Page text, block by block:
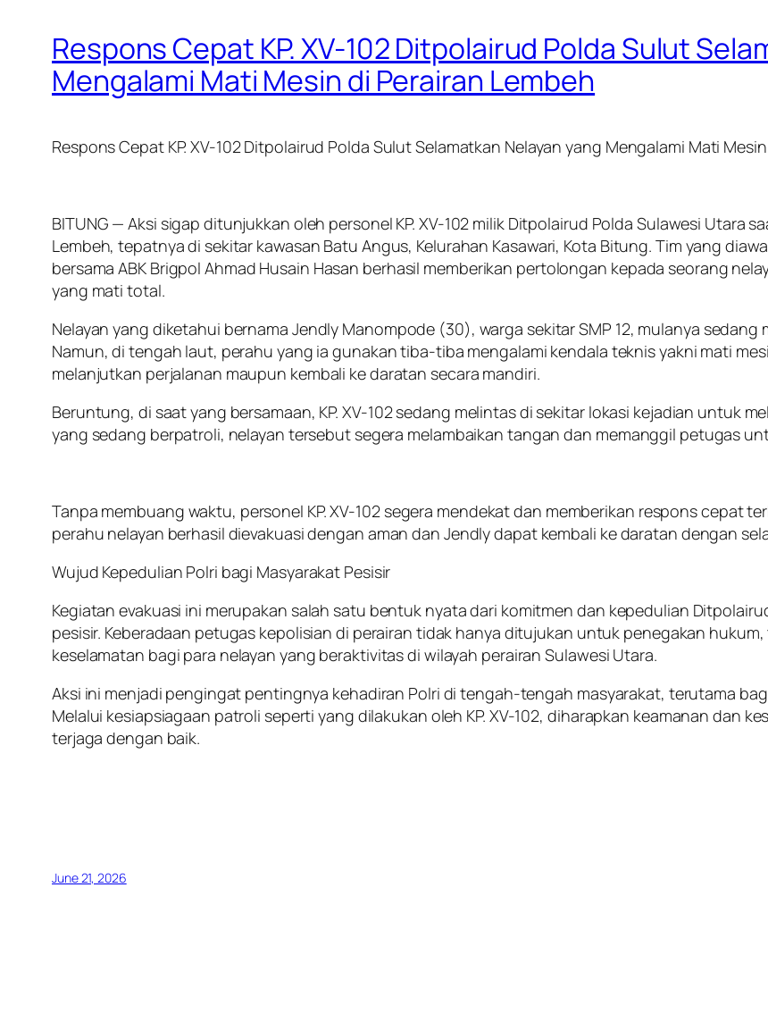
Respons Cepat KP. XV-102 Ditpolairud Polda Sulut
Mengalami Mati Mesin di Perairan Lembeh
Respons Cepat KP. XV-102 Ditpolairud Polda Sulut Selamatkan Nelayan yang Mengalami Mati
BITUNG — Aksi sigap ditunjukkan oleh personel KP. XV-102 milik Ditpolairud Polda Sulawesi Utara
Lembeh, tepatnya di sekitar kawasan Batu Angus, Kelurahan Kasawari, Kota Bitung. Tim yang
bersama ABK Brigpol Ahmad Husain Hasan berhasil memberikan pertolongan kepada seorang
yang mati total.
Nelayan yang diketahui bernama Jendly Manompode (30), warga sekitar SMP 12, mulanya
Namun, di tengah laut, perahu yang ia gunakan tiba-tiba mengalami kendala teknis yakni mati
melanjutkan perjalanan maupun kembali ke daratan secara mandiri.
Beruntung, di saat yang bersamaan, KP. XV-102 sedang melintas di sekitar lokasi kejadian untuk
yang sedang berpatroli, nelayan tersebut segera melambaikan tangan dan memanggil petugas
Tanpa membuang waktu, personel KP. XV-102 segera mendekat dan memberikan respons cepat
perahu nelayan berhasil dievakuasi dengan aman dan Jendly dapat kembali ke daratan dengan
Wujud Kepedulian Polri bagi Masyarakat Pesisir
Kegiatan evakuasi ini merupakan salah satu bentuk nyata dari komitmen dan kepedulian
pesisir. Keberadaan petugas kepolisian di perairan tidak hanya ditujukan untuk penegakan
keselamatan bagi para nelayan yang beraktivitas di wilayah perairan Sulawesi Utara.
Aksi ini menjadi pengingat pentingnya kehadiran Polri di tengah-tengah masyarakat, terutama
Melalui kesiapsiagaan patroli seperti yang dilakukan oleh KP. XV-102, diharapkan keamanan dan
terjaga dengan baik.
June 21, 2026